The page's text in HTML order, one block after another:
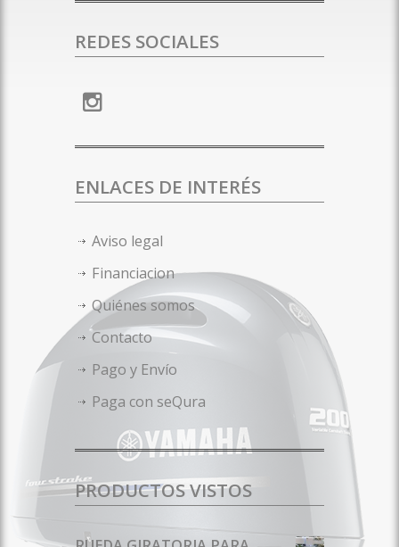
REDES SOCIALES
ENLACES DE INTERÉS
Aviso legal
Financiacion
Quiénes somos
Contacto
Pago y Envío
Paga con seQura
PRODUCTOS VISTOS